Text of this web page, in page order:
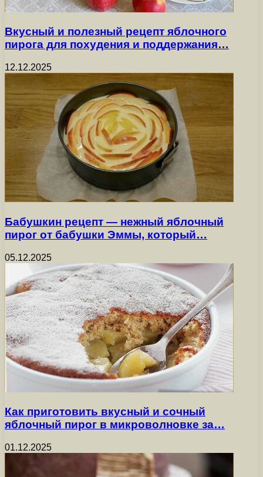
Вкусный и полезный рецепт яблочного
пирога для похудения и поддержания…
12.12.2025
Бабушкин рецепт — нежный яблочный
пирог от бабушки Эммы, который…
05.12.2025
Как приготовить вкусный и сочный
яблочный пирог в микроволновке за…
01.12.2025